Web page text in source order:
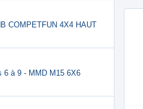
COMPETFUN 4X4 HAUT
6 à 9 - MMD M15 6X6